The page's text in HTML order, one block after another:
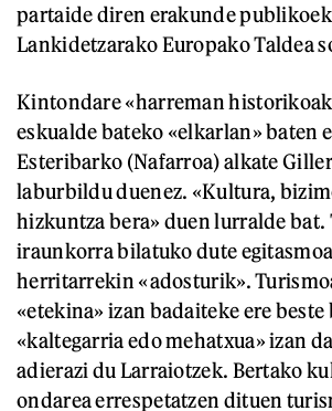
partaide diren erakunde
Lankidetzarako Europako Taldea
Kintondare «harreman
eskualde bateko «elkarlan» baten
Esteribarko (Nafarroa) alkate
laburbildu duenez. «Kultura,
hizkuntza bera» duen lurralde bat.
iraunkorra bilatuko dute
herritarrekin «adosturik».
«etekina» izan badaiteke ere beste
«kaltegarria edo mehatxua» izan
adierazi du Larraiotzek. Bertako
ondarea errespetatzen dituen